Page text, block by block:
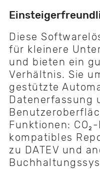
Diese
für kleinere
und bieten ein
Verhältnis. Sie
gestützte
Datenerfassung
Funktionen:
kompatibles
zu DATEV und